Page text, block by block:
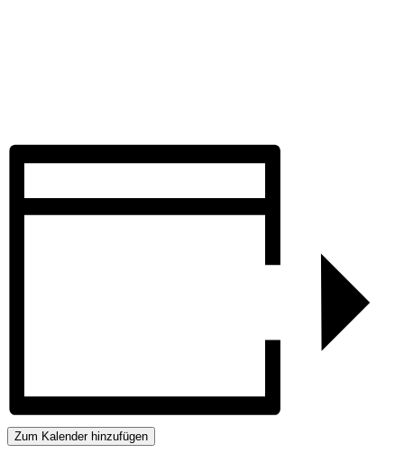
Zum Kalender hinzufügen